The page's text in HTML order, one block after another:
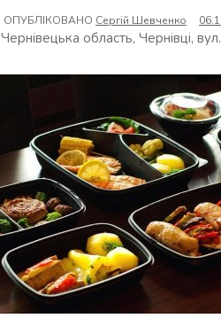
ОПУБЛІКОВАНО Сергій Шевченко
Чернівецька область, Чернівці,